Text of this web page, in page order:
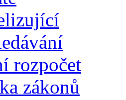
rozpočet
zákonů